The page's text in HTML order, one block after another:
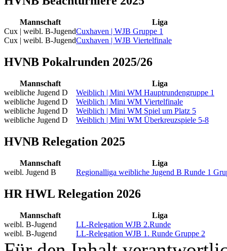
Mannschaft
Liga
Cux | weibl. B-JugendCuxhaven | WJB Gruppe 1
Cux | weibl. B-JugendCuxhaven | WJB Viertelfinale
HVNB Pokalrunden 2025/26
Mannschaft
Liga
weibliche Jugend D
Weiblich | Mini WM Hauptrundengruppe 1
weibliche Jugend D
Weiblich | Mini WM Viertelfinale
weibliche Jugend D
Weiblich | Mini WM Spiel um Platz 5
weibliche Jugend D
Weiblich | Mini WM Überkreuzspiele 5-8
HVNB Relegation 2025
Mannschaft
Liga
weibl. Jugend B
Regionalliga weibliche Jugend B Runde 1
HR HWL Relegation 2026
Mannschaft
Liga
weibl. B-Jugend
LL-Relegation WJB 2.Runde
weibl. B-Jugend
LL-Relegation WJB 1. Runde Gruppe 2